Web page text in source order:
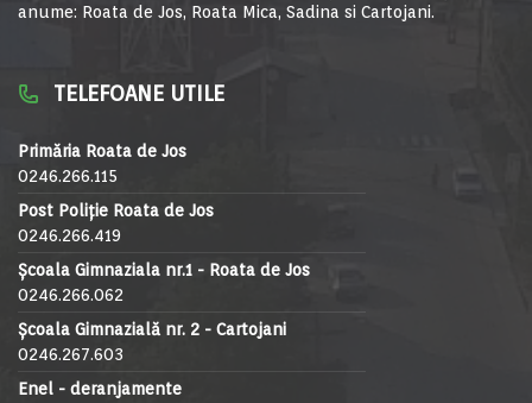
anume: Roata de Jos, Roata Mica, Sadina si Cartojani.
TELEFOANE UTILE
Primăria Roata de Jos
0246.266.115
Post Poliție Roata de Jos
0246.266.419
Școala Gimnaziala nr.1 - Roata de Jos
0246.266.062
Școala Gimnazială nr. 2 - Cartojani
0246.267.603
Enel - deranjamente